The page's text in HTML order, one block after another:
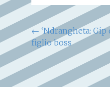
Navigazione
articoli
← ‘Ndrangheta:
figlio boss